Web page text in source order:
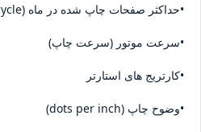
•حداکثر صفحات چاپ شده در ماه (Monthly duty cycle)
•سرعت موتور (سرعت چاپ)
•کارتریج های استارتر
•وضوح چاپ (dots per inch)